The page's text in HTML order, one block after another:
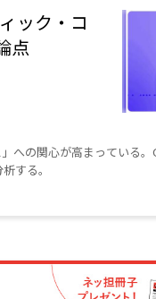
ック・コ
点
への関心が高まっている
する。